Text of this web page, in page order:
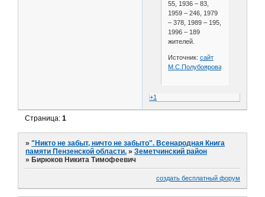
55, 1936 – 83,
1959 – 246, 1979
– 378, 1989 – 195,
1996 – 189
жителей.
Источник: сайт
М.С.Полубоярова
+1
Страница:1
»"Никто не забыт, ничто не забыто". Всенародная Книга
памяти Пензенской области. »Земетчинский район
»Бирюков Никита Тимофеевич
создать бесплатный форум